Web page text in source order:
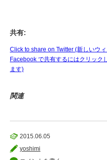
共有:
Click to share on Twitter (新しいウ
Facebook で共有するにはクリック
ます)
関連
2015.06.05
yoshimi